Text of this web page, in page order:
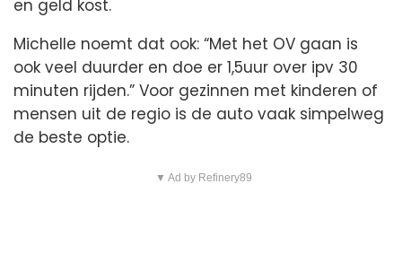
en geld kost.
Michelle noemt dat ook: “Met het OV gaan is
ook veel duurder en doe er 1,5uur over ipv 30
minuten rijden.” Voor gezinnen met kinderen of
mensen uit de regio is de auto vaak simpelweg
de beste optie.
▼ Ad by Refinery89